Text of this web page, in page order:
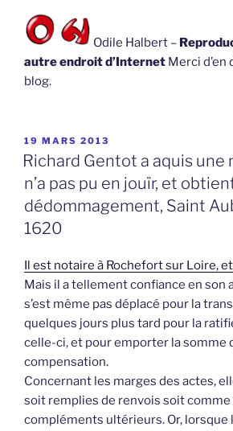
Odile Halbert –
autre endroit d’Internet Merci d’en
blog.
PUBLIÉ
LE
19 MARS 2013
Richard Gentot a aquis une
n’a pas pu en jouïr, et
dédommagement, Saint
1620
Il est notaire à Rochefort sur Loire, et
Mais il a tellement confiance en son
s’est même pas déplacé pour la
quelques jours plus tard pour la
celle-ci, et pour emporter la somme
compensation.
Concernant les marges des actes,
soit remplies de renvois soit comme
compléments ultérieurs. Or, lorsque